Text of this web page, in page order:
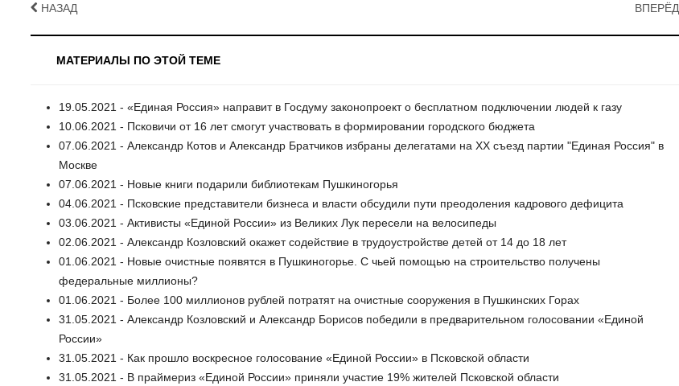
НАЗАД ВПЕРЁД
МАТЕРИАЛЫ ПО ЭТОЙ ТЕМЕ
19.05.2021 - «Единая Россия» направит в Госдуму законопроект о бесплатном подключении людей к газу
10.06.2021 - Псковичи от 16 лет смогут участвовать в формировании городского бюджета
07.06.2021 - Александр Котов и Александр Братчиков избраны делегатами на XX съезд партии "Единая Россия" в
Москве
07.06.2021 - Новые книги подарили библиотекам Пушкиногорья
04.06.2021 - Псковские представители бизнеса и власти обсудили пути преодоления кадрового дефицита
03.06.2021 - Активисты «Единой России» из Великих Лук пересели на велосипеды
02.06.2021 - Александр Козловский окажет содействие в трудоустройстве детей от 14 до 18 лет
01.06.2021 - Новые очистные появятся в Пушкиногорье. С чьей помощью на строительство получены
федеральные миллионы?
01.06.2021 - Более 100 миллионов рублей потратят на очистные сооружения в Пушкинских Горах
31.05.2021 - Александр Козловский и Александр Борисов победили в предварительном голосовании «Единой
России»
31.05.2021 - Как прошло воскресное голосование «Единой России» в Псковской области
31.05.2021 - В праймериз «Единой России» приняли участие 19% жителей Псковской области